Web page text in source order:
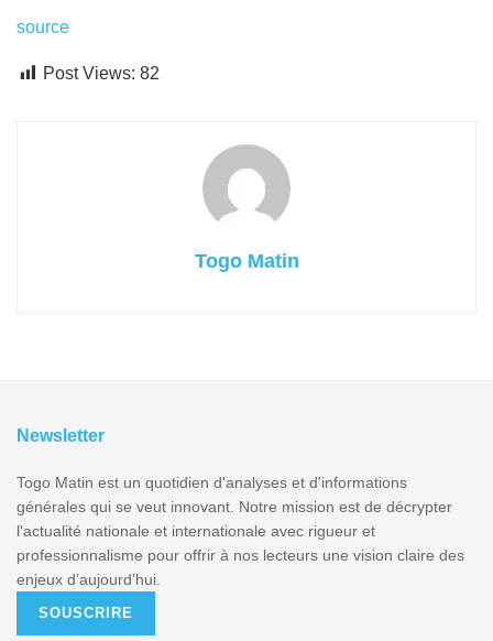
source
Post Views: 82
Togo Matin
Newsletter
Togo Matin est un quotidien d'analyses et d'informations
générales qui se veut innovant. Notre mission est de décrypter
l'actualité nationale et internationale avec rigueur et
professionnalisme pour offrir à nos lecteurs une vision claire des
enjeux d’aujourd’hui.
SOUSCRIRE